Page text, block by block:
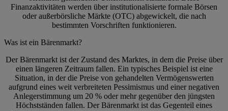
Finanzaktivitäten werden über institutionalisierte formale Börsen
oder außerbörsliche Märkte (OTC) abgewickelt, die nach
bestimmten Vorschriften funktionieren.
Was ist ein Bärenmarkt?
Der Bärenmarkt ist der Zustand des Marktes, in dem die Preise über
einen längeren Zeitraum fallen. Ein typisches Beispiel ist eine
Situation, in der die Preise von gehandelten Vermögenswerten
aufgrund eines weit verbreiteten Pessimismus und einer negativen
Anlegerstimmung um 20 % oder mehr gegenüber den jüngsten
Höchstständen fallen. Der Bärenmarkt ist das Gegenteil eines